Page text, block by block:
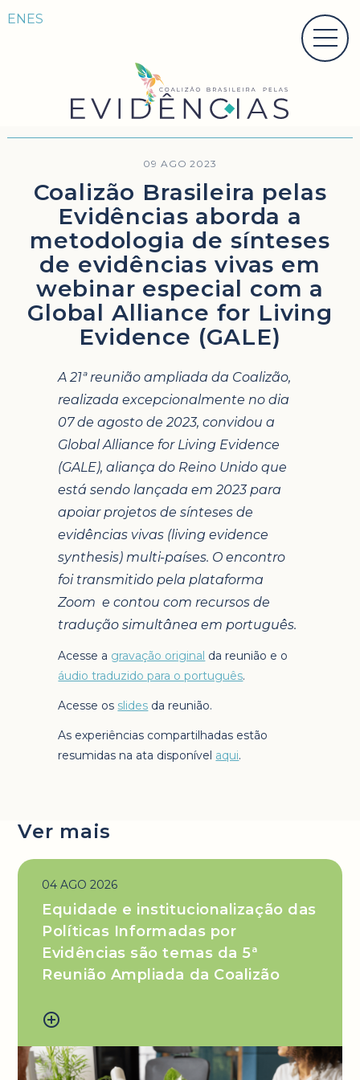
ENES
09 AGO 2023
Coalizão Brasileira pelas
Evidências aborda a
metodologia de sínteses
de evidências vivas em
webinar especial com a
Global Alliance for Living
Evidence (GALE)
A 21ª reunião ampliada da Coalizão,
realizada excepcionalmente no dia
07 de agosto de 2023, convidou a
Global Alliance for Living Evidence
(GALE), aliança do Reino Unido que
está sendo lançada em 2023 para
apoiar projetos de sínteses de
evidências vivas (living evidence
synthesis) multi-países. O encontro
foi transmitido pela plataforma
Zoom e contou com recursos de
tradução simultânea em português.
Acesse a gravação original da reunião e o
áudio traduzido para o português.
Acesse os slides da reunião.
As experiências compartilhadas estão
resumidas na ata disponível aqui.
Ver mais
04 AGO 2026
Equidade e institucionalização das
Políticas Informadas por
Evidências são temas da 5ª
Reunião Ampliada da Coalizão
add_circle_outline